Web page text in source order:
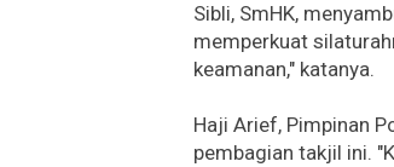
Sibli, SmHK,
memperkuat
keamanan," katanya.
Haji Arief, Pimpinan
pembagian takjil ini.